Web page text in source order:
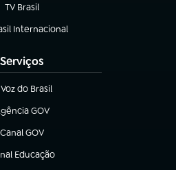
TV Brasil
(abre em nova aba)
Internacional
nova aba)
Serviços
do Brasil
em nova aba)
GOV
em nova aba)
Canal GOV
(abre em nova aba)
Educação
em nova aba)